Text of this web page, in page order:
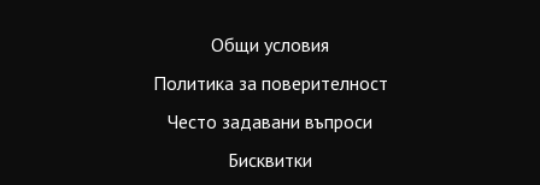
Общи условия
Политика за поверителност
Често задавани въпроси
Бисквитки